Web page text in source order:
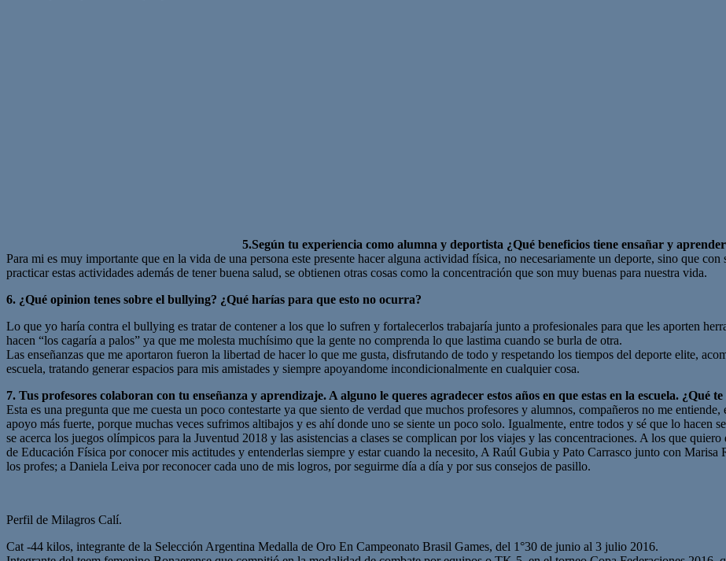
5.Según tu experiencia como alumna y deportista ¿Qué beneficios tiene ensañar y
Para mi es muy importante que en la vida de una persona este presente hacer alguna actividad física, no necesariamente un deporte, sino que
practicar estas actividades además de tener buena salud, se obtienen otras cosas como la concentración que son muy buenas para nuestra vida.
6. ¿Qué opinion tenes sobre el bullying? ¿Qué harías para que esto no ocurra?
Lo que yo haría contra el bullying es tratar de contener a los que lo sufren y fortalecerlos trabajaría junto a profesionales para que les aporten
hacen “los cagaría a palos” ya que me molesta muchísimo que la gente no comprenda lo que lastima cuando se burla de otra.
Las enseñanzas que me aportaron fueron la libertad de hacer lo que me gusta, disfrutando de todo y respetando los tiempos del deporte elite,
escuela, tratando generar espacios para mis amistades y siempre apoyandome incondicionalmente en cualquier cosa.
7. Tus profesores colaboran con tu enseñanza y aprendizaje. A alguno le queres agradecer estos años en que estas en la escuela. ¿Qué
Esta es una pregunta que me cuesta un poco contestarte ya que siento de verdad que muchos profesores y alumnos, compañeros no me
apoyo más fuerte, porque muchas veces sufrimos altibajos y es ahí donde uno se siente un poco solo. Igualmente, entre todos y sé que lo hacen
se acerca los juegos olímpicos para la Juventud 2018 y las asistencias a clases se complican por los viajes y las concentraciones. A los que
de Educación Física por conocer mis actitudes y entenderlas siempre y estar cuando la necesito, A Raúl Gubia y Pato Carrasco junto con
los profes; a Daniela Leiva por reconocer cada uno de mis logros, por seguirme día a día y por sus consejos de pasillo.
Perfil de Milagros Calí.
Cat -44 kilos, integrante de la Selección Argentina Medalla de Oro En Campeonato Brasil Games, del 1°30 de junio al 3 julio 2016.